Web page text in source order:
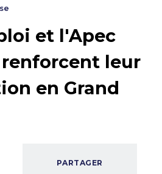
et l'Apec
renforcent leur
en Grand
PARTAGER